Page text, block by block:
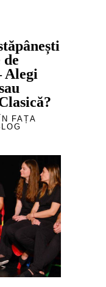
Alegi
ÎN FAȚA